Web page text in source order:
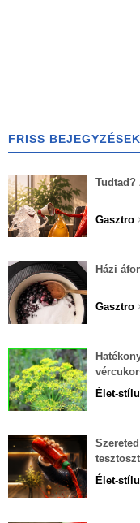
FRISS BEJEGYZÉSEK
Tudtad?
Gasztro
Házi
Gasztro
Élet-
Élet-